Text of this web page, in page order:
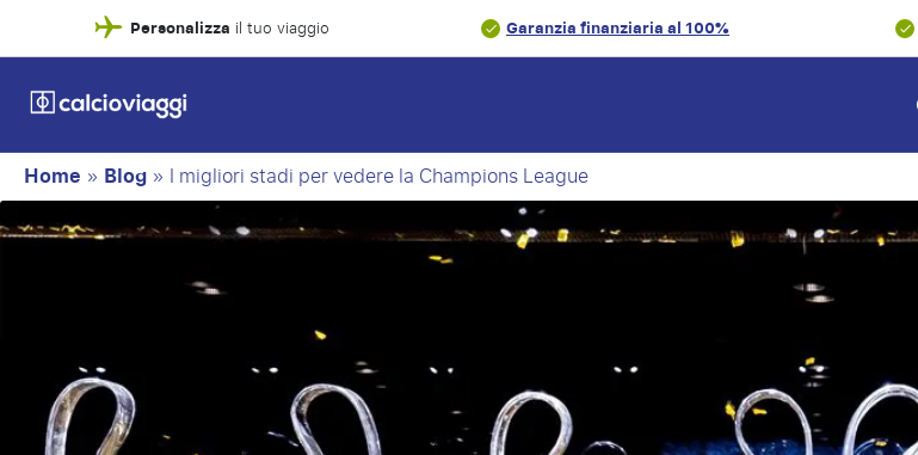
Personalizza il tuo viaggio Garanzia finanziaria al 100%
Home » Blog » I migliori stadi per vedere la Champions League